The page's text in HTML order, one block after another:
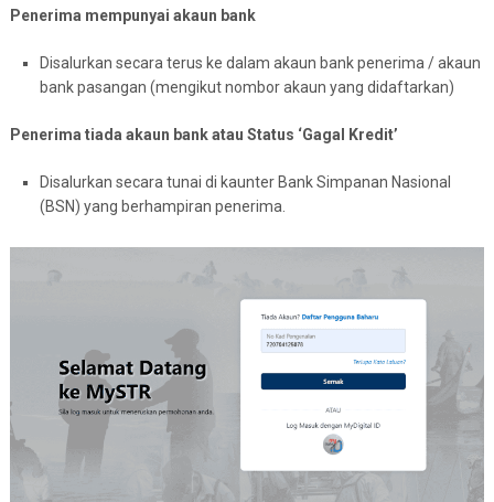
Penerima mempunyai akaun bank
Disalurkan secara terus ke dalam akaun bank penerima / akaun
bank pasangan (mengikut nombor akaun yang didaftarkan)
Penerima tiada akaun bank atau Status ‘Gagal Kredit’
Disalurkan secara tunai di kaunter Bank Simpanan Nasional
(BSN) yang berhampiran penerima.